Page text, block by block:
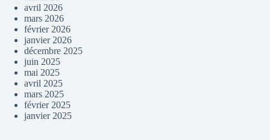
avril 2026
mars 2026
février 2026
janvier 2026
décembre 2025
juin 2025
mai 2025
avril 2025
mars 2025
février 2025
janvier 2025